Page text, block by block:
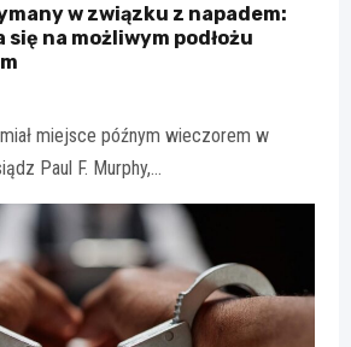
w związku z napadem:
na możliwym podłożu
miejsce późnym wieczorem w
Paul F. Murphy,…